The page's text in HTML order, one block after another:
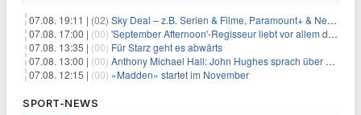
07.08. 19:11 | (02) Sky Deal – z.B. Serien & Filme, Paramount+ & Netflix für 19,99€/Monat
07.08. 17:00 | (00) 'September Afternoon'-Regisseur liebt vor allem die 'Banalität' in seinen Filmen
07.08. 13:35 | (00) Für Starz geht es abwärts
07.08. 13:00 | (00) Anthony Michael Hall: John Hughes sprach über eine Fortsetzung von 'The Breakfast Club'
07.08. 12:15 | (00) «Madden» startet im November
SPORT-NEWS